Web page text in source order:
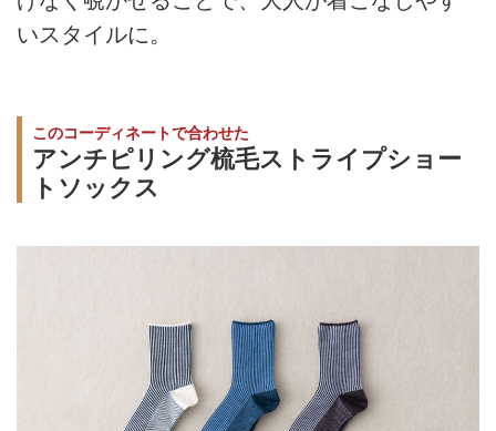
いスタイルに。
このコーディネートで合わせた
アンチピリング梳毛ストライプショー
トソックス